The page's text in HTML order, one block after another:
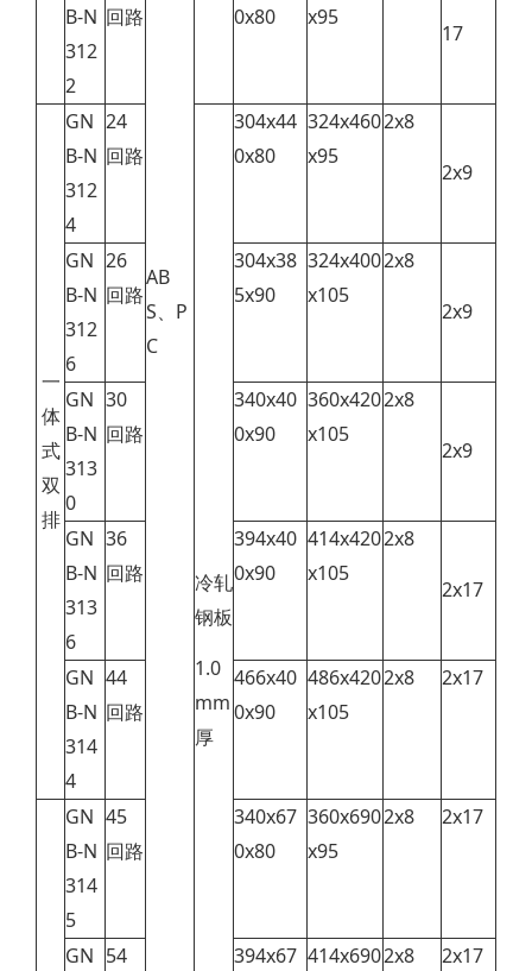
AB
S、P
C
B-N
312
2
回路
0x80
x95
17
一
体
式
双
排
GN
B-N
312
4
24
回路
冷轧
钢板
1.0
mm
厚
304x44
0x80
324x460
x95
2x8
2x9
GN
B-N
312
6
26
回路
304x38
5x90
324x400
x105
2x8
2x9
GN
B-N
313
0
30
回路
340x40
0x90
360x420
x105
2x8
2x9
GN
B-N
313
6
36
回路
394x40
0x90
414x420
x105
2x8
2x17
GN
B-N
314
4
44
回路
466x40
0x90
486x420
x105
2x8 2x17
GN
B-N
314
5
45
回路
340x67
0x80
360x690
x95
2x8 2x17
GN 54
394x67 414x6902x8 2x17